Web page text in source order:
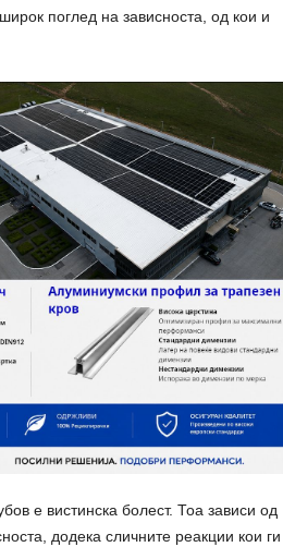
поглед на зависноста, од кои и
е вистинска болест. Тоа зависи од
додека сличните реакции кои ги